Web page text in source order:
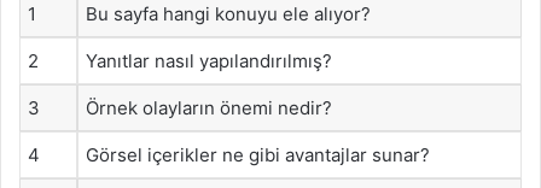
1 Bu sayfa hangi konuyu ele alıyor?
2 Yanıtlar nasıl yapılandırılmış?
3 Örnek olayların önemi nedir?
4 Görsel içerikler ne gibi avantajlar sunar?